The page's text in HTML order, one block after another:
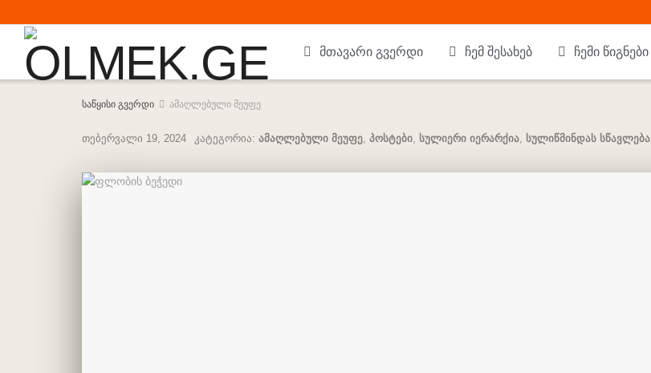
მთავარი გვერდი ჩემ შესახებ ჩემი წიგნები
საწყისი გვერდი ამაღლებული მეუფე
თებერვალი 19, 2024 კატეგორია: ამაღლებული მეუფე, პოსტები, სულიერი იერარქია, სულიწმინდას სწავლება